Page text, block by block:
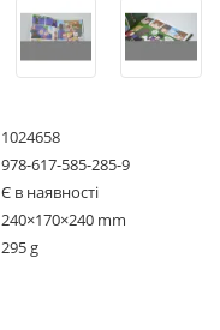
1024658
978-617-585-285-9
Є в наявності
240×170×240 mm
295 g